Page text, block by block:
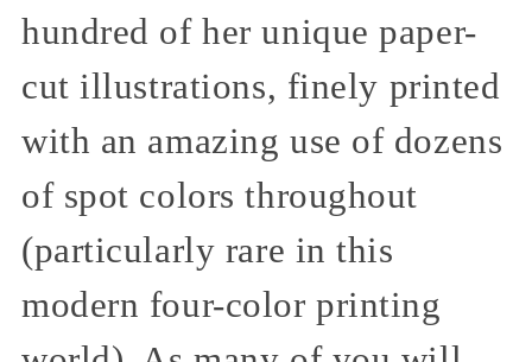
hundred of her unique paper-
cut illustrations, finely printed
with an amazing use of dozens
of spot colors throughout
(particularly rare in this
modern four-color printing